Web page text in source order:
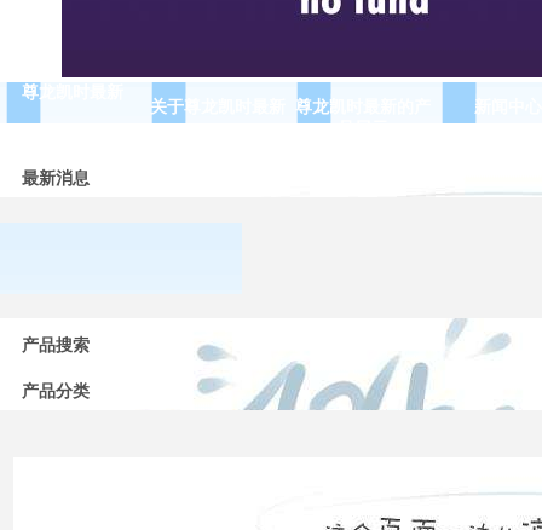
尊龙凯时最新
关于尊龙凯时最新
尊龙凯时最新的产
新闻中心
最新消息
常用
低压
产品搜索
产品分类